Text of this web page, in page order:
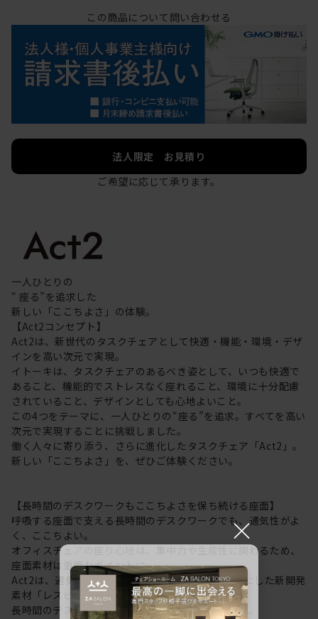
この商品について問い合わせる
法人限定 お見積り
ご希望に応じて承ります。
一人ひとりの
“ 座る”を追求した
新しい「ここちよさ」の体験。
【Act2コンセプト】
Act2は、新世代のタスクチェアとして快適・機能・環境・デザ
インを高い次元で実現。
イトーキは、タスクチェアのあるべき姿として、いつも快適で
あること、機能的でストレスなく座れること、環境に十分配慮
されていること、デザインとしても心地よいこと。
この4つをテーマに、一人ひとりの“座る”を追求。すべてを高い
次元で実現することに挑戦しました。
働く人々に寄り添う、さらに進化したタスクチェア「Act2」。
新しい「ここちよさ」を、ぜひご体験ください。
【長時間のデスクワークもここちよさを保ち続ける座面】
呼吸する座面で支える長時間のデスクワークでも、通気性がよ
く、ここちよい。
オフィスチェアの座り心地は、集中力や生産性に関わるため、
座面素材は重要なポイントに。
Act2は、通気性にすぐれた “呼吸する座面”を可能にした新開発
素材「レスピテック」を採用。
長時間のデスクワークもここちよさを保ち続けます。
×